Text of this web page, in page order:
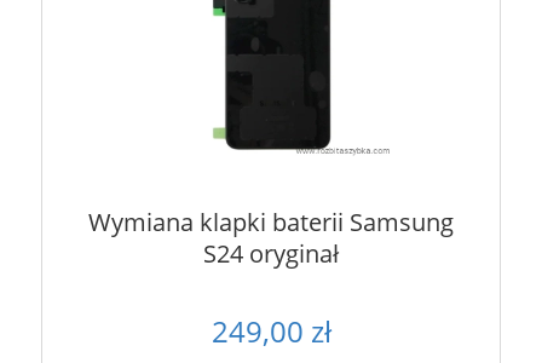
Wymiana klapki baterii Samsung
S24 oryginał
249,00 zł